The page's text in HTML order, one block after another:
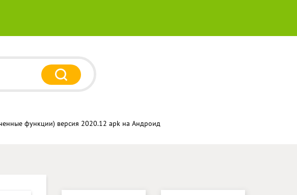
функции) версия 2020.12 apk на Андроид